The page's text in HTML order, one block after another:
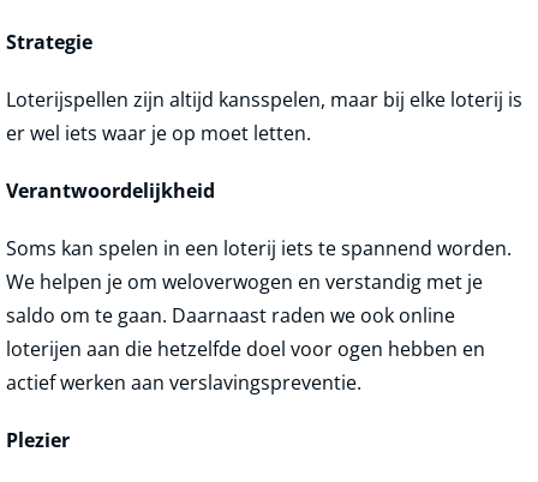
Strategie
Loterijspellen zijn altijd kansspelen, maar bij elke loterij is
er wel iets waar je op moet letten.
Verantwoordelijkheid
Soms kan spelen in een loterij iets te spannend worden.
We helpen je om weloverwogen en verstandig met je
saldo om te gaan. Daarnaast raden we ook online
loterijen aan die hetzelfde doel voor ogen hebben en
actief werken aan verslavingspreventie.
Plezier